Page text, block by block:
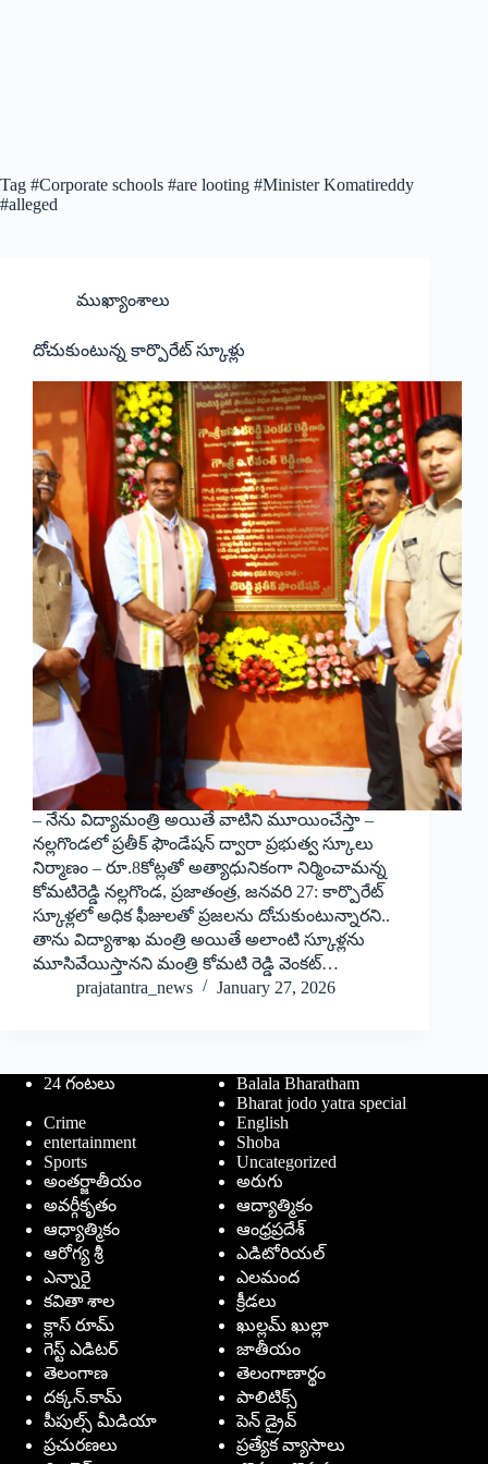
Tag #Corporate schools #are looting #Minister Komatireddy
#alleged
ముఖ్యాంశాలు
దోచుకుంటున్న కార్పొరేట్‌ ‌స్కూళ్లు
– నేను విద్యామంత్రి అయితే వాటిని మూయించేస్తా –
నల్లగొండలో ప్రతీక్‌ ‌ఫౌండేషన్‌ ‌ద్వారా ప్రభుత్వ స్కూలు
నిర్మాణం – రూ.8కోట్లతో అత్యాధునికంగా నిర్మించామన్న
కోమటిరెడ్డి నల్లగొండ, ప్రజాతంత్ర, జనవరి 27: కార్పొరేట్‌
‌స్కూళ్లలో అధిక ఫీజులతో ప్రజలను దోచుకుంటున్నారని..
తాను విద్యాశాఖ మంత్రి అయితే అలాంటి స్కూళ్లను
మూసివేయిస్తానని మంత్రి కోమటి రెడ్డి వెంకట్‌…
prajatantra_news
January 27, 2026
24 గంటలు
Balala Bharatham
Bharat jodo yatra special
Crime
English
entertainment
Shoba
Sports
Uncategorized
అంతర్జాతీయం
అరుగు
అవర్గీకృతం
ఆద్యాత్మికం
ఆధ్యాత్మికం
ఆంధ్రప్రదేశ్
ఆరోగ్య శ్రీ
ఎడిటోరియల్
ఎన్నారై
ఎలమంద
కవితా శాల
క్రీడలు
క్లాస్ రూమ్
ఖుల్లమ్ ఖుల్లా
గెస్ట్ ఎడిటర్
జాతీయం
తెలంగాణ
తెలంగాణార్థం
దక్కన్.కామ్
పాలిటిక్స్
పీపుల్స్ ‌మీడియా
పెన్ డ్రైవ్
ప్రచురణలు
ప్రత్యేక వ్యాసాలు